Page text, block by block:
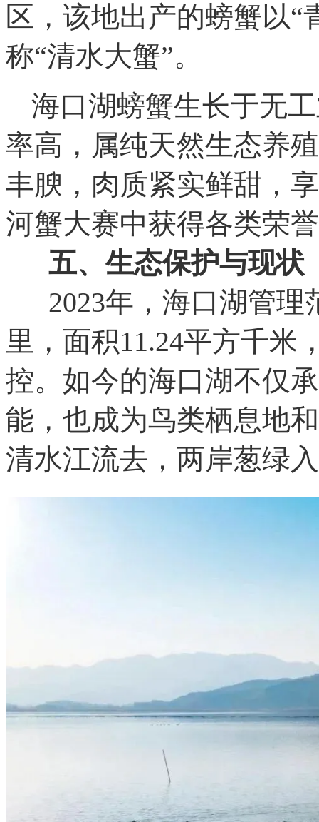
区，该地出产的螃蟹以
称“清水大蟹”。
海口湖螃蟹生长于无
率高，属纯天然生态养
丰腴，肉质紧实鲜甜，
河蟹大赛中获得各类荣
五、生态保护与现状
2023年，海口湖管理
里，面积11.24平方千米
控。如今的海口湖不仅
能，也成为鸟类栖息地
清水江流去，两岸葱绿